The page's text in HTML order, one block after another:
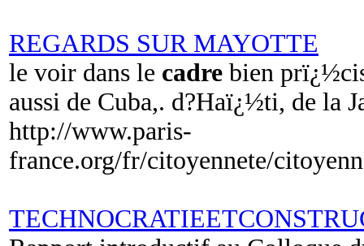
REGARDS SUR MAYOTTE
le voir dans le cadre bien
aussi de Cuba,. d?Haï¿½ti, de la
http://www.paris-
france.org/fr/citoyennete/